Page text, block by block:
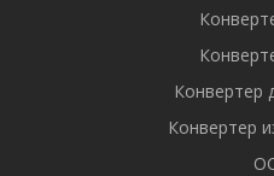
Конвертер
Конвертер